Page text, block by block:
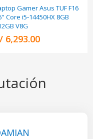
Gamer Asus TUF F16
Core i5-14450HX 8GB
V8G
6,293.00